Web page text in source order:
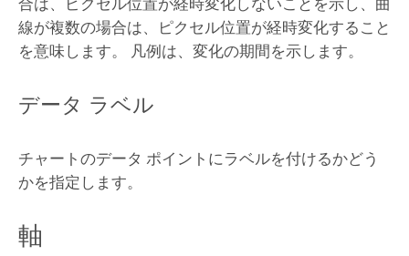
合は、ピクセル位置が経時変化しないことを示し、曲
線が複数の場合は、ピクセル位置が経時変化すること
を意味します。 凡例は、変化の期間を示します。
データ ラベル
チャートのデータ ポイントにラベルを付けるかどう
かを指定します。
軸